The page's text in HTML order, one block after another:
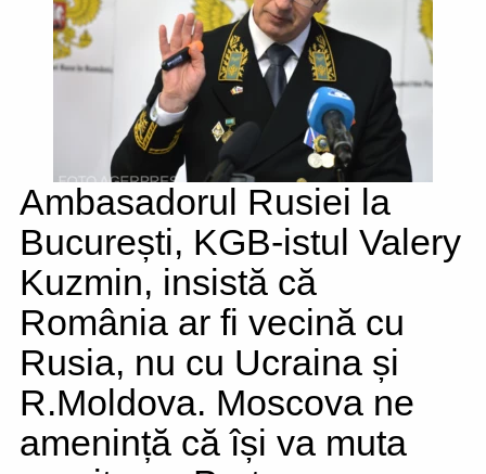
Ambasadorul Rusiei la
București, KGB-istul Valery
Kuzmin, insistă că
România ar fi vecină cu
Rusia, nu cu Ucraina și
R.Moldova. Moscova ne
amenință că își va muta